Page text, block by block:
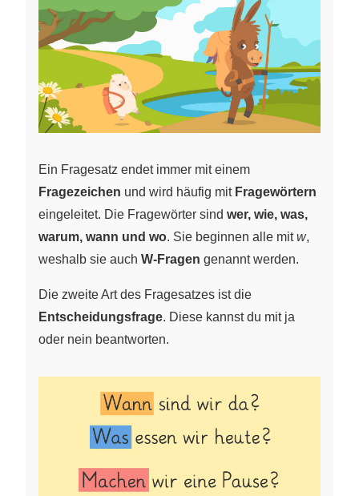
Ein Fragesatz endet immer mit einem
Fragezeichen und wird häufig mit Fragewörtern
eingeleitet. Die Fragewörter sind wer, wie, was,
warum, wann und wo. Sie beginnen alle mitw,
weshalb sie auch W-Fragen genannt werden.
Die zweite Art des Fragesatzes ist die
Entscheidungsfrage. Diese kannst du mit ja
oder nein beantworten.